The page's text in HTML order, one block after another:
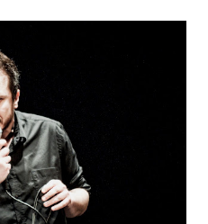
Barbara Bobulova, Linda
Civantos, Claire Grieve,
D’Innocenzo, Francesco Di
Finocchiaro, Francesco
Fotinì Peluso, Giorgia
Ludovica Martino,
D’Amore, Mat...